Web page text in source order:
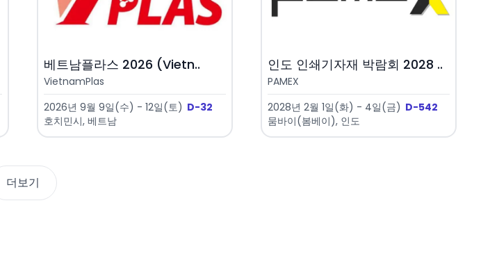
베트남플라스 2026 (Vietn..
VietnamPlas
2026년 9월 9일(수) - 12일(토) D-32
호치민시, 베트남
인도 인쇄기자재 박람회 2028 ..
PAMEX
2028년 2월 1일(화) - 4일(금) D-542
뭄바이(봄베이), 인도
더보기